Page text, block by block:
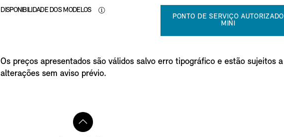
DISPONIBILIDADE DOS MODELOS
PONTO DE SERVIÇO AUTORIZADO
MINI
Os preços apresentados são válidos salvo erro tipográfico e estão sujeitos a
alterações sem aviso prévio.